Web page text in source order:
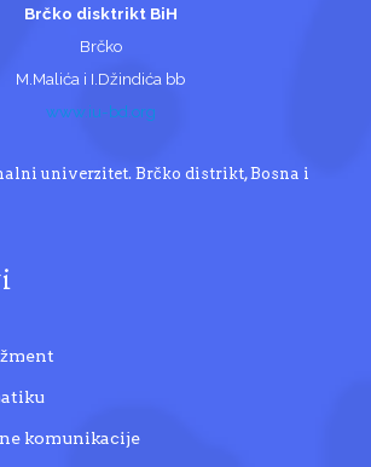
Brčko disktrikt BiH
Brčko
M.Malića i I.Džindića bb
www.iu-bd.org
univerzitet. Brčko distrikt, Bosna i
komunikacije